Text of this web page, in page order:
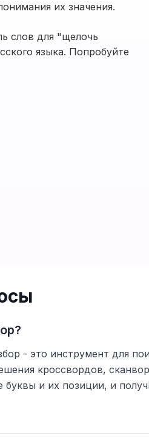
их значения.
слов для "щелочь
языка. Попробуйте
- это инструмент для
кроссвордов,
и их позиции, и